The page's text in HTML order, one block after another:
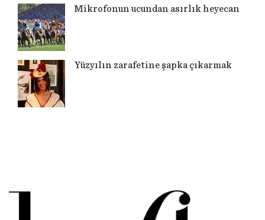
Mikrofonun ucundan asırlık heyecan
Yüzyılın zarafetine şapka çıkarmak